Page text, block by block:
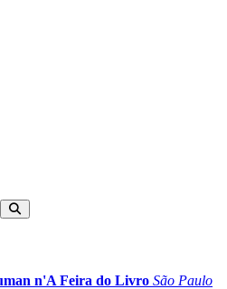
n'A Feira do Livro São Paulo